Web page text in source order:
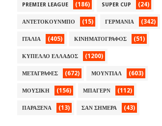
PREMIER LEAGUE (186) SUPER CUP (24)
ΑΝΤΕΤΟΚΟΥΝΜΠΟ (15) ΓΕΡΜΑΝΙΑ (342)
ΙΤΑΛΙΑ (405) ΚΙΝΗΜΑΤΟΓΡΑΦΟΣ (51)
ΚΥΠΕΛΛΟ ΕΛΛΑΔΟΣ (1200)
ΜΕΤΑΓΡΑΦΕΣ (672) ΜΟΥΝΤΙΑΛ (603)
ΜΟΥΣΙΚΗ (156) ΜΠΑΓΕΡΝ (112)
ΠΑΡΑΞΕΝΑ (13) ΣΑΝ ΣΗΜΕΡΑ (43)